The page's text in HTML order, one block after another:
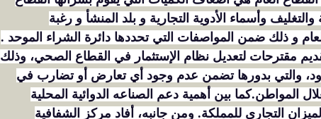
وأسماء الأدوية التجارية و بلد المنشأ و رغبة
و ذلك ضمن المواصفات التي تحددها دائرة الشراء الموحد .
مقترحات لتعديل نظام الإستثمار في القطاع الصحي، وذلك
والتي بدورها تضمن عدم وجود أي تعارض أو تضارب في
المواطن.كما بين أهمية دعم الصناعه الدوائية المحلية
التجاري للمملكة. ومن جانبه، أفاد مركز الشفافية